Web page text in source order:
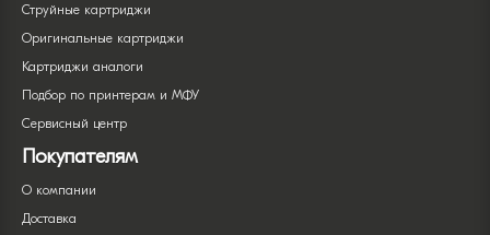
Струйные картриджи
Оригинальные картриджи
Картриджи аналоги
Подбор по принтерам и МФУ
Сервисный центр
Покупателям
О компании
Доставка